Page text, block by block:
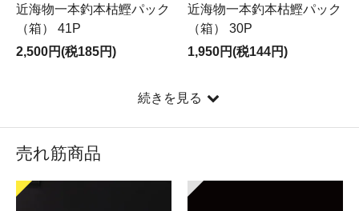
近海物一本釣本枯鰹パック
（箱） 41P
2,500円(税185円)
近海物一本釣本枯鰹パック
（箱） 30P
1,950円(税144円)
続きを見る
売れ筋商品